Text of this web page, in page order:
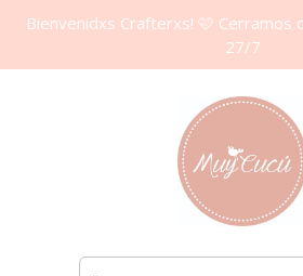
Bienvenidxs Crafterxs! 🩷 Cerramos
27/7